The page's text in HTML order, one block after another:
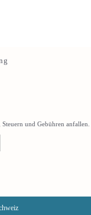
und Gebühren anfallen.